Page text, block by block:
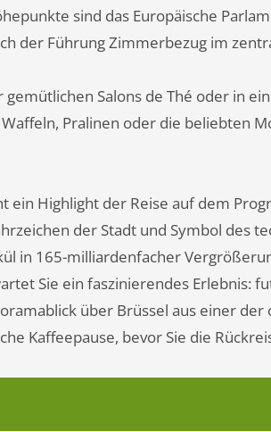
sind das Europäische
der Führung Zimmerbezug im
Salons de Thé oder in
Pralinen oder die beliebten
ein Highlight der Reise auf dem
der Stadt und Symbol des
in 165-milliardenfacher
Sie ein faszinierendes Erlebnis:
über Brüssel aus einer
Kaffeepause, bevor Sie die